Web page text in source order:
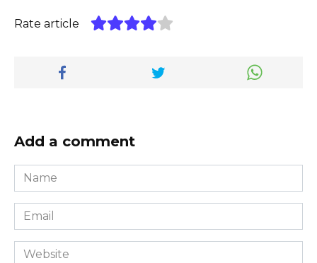
Rate article
Add a comment
Name
*
Email
*
Website